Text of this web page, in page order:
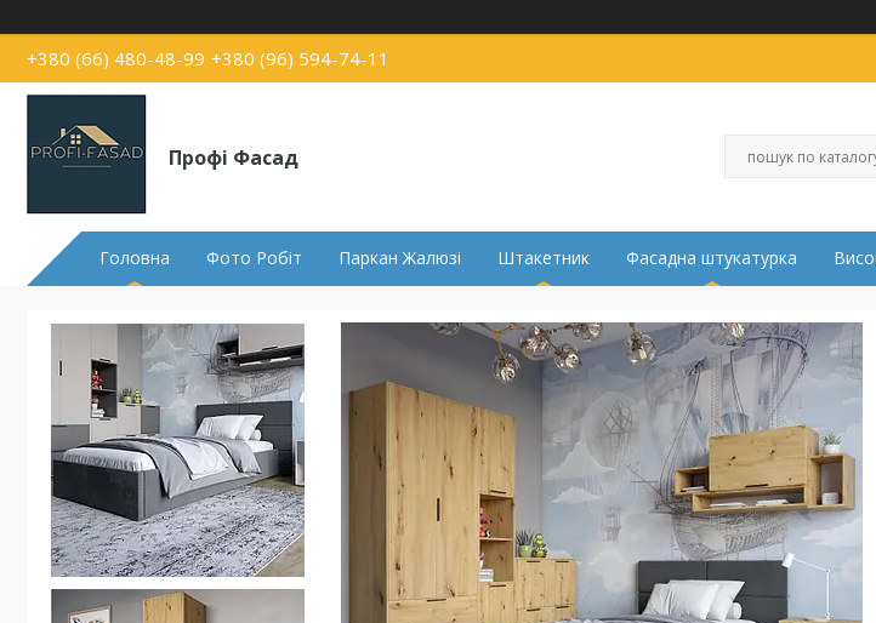
+380 (66) 480-48-99 +380 (96) 594-74-11
Профі Фасад
Головна Фото Робіт Паркан Жалюзі Штакетник Фасадна штукатурка